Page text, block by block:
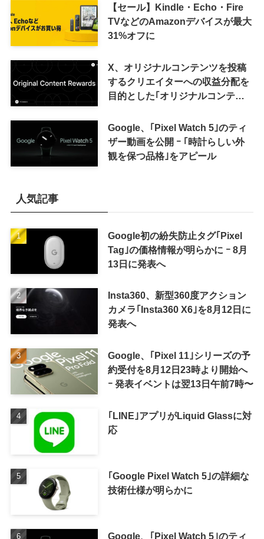
【セール】Kindle・Echo・Fire
TVなどのAmazonデバイスが最大
31%オフに
X、オリジナルコンテンツを投稿
するクリエイターへの収益分配を
目的とした｢オリジナルコンテン
来の｢収益分配｣は廃止
Google、｢Pixel Watch 5｣のティ
ザー動画を公開 ｰ ｢時計らしい外
観を保つ品格｣をアピール
人気記事
Google初の紛失防止タグ｢Pixel
Tag｣の価格情報が明らかに ｰ 8月
13日に発表へ
Insta360、新型360度アクション
カメラ｢Insta360 X6｣を8月12日に
発表へ
Google、｢Pixel 11｣シリーズの予
約受付を8月12日23時より開始へ
ｰ 発表イベントは翌13日午前7時〜
｢LINE｣アプリがLiquid Glassに対
応
｢Google Pixel Watch 5｣の詳細な
技術仕様が明らかに
Google、｢Pixel Watch 5｣のティ